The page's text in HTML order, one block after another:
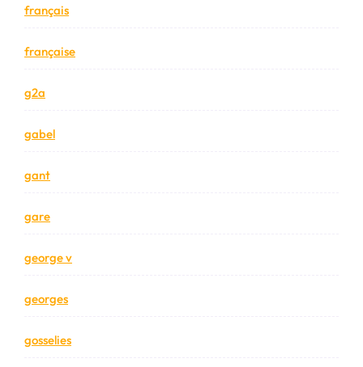
français
française
g2a
gabel
gant
gare
george v
georges
gosselies